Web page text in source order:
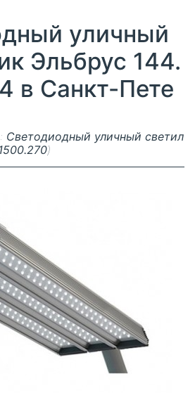
уличный
Эльбрус 144.
в Санкт-Пете
Светодиодный уличный светил
)